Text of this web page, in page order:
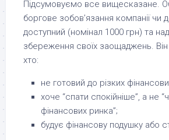
Підсумовуємо все вищесказане.
боргове зобов’язання компанії чи
доступний (номінал 1000 грн) та
збереження своїх заощаджень. Він
хто:
не готовий до різких
хоче “спати спокійніше”, а не
фінансових ринка”;
будує фінансову подушку або